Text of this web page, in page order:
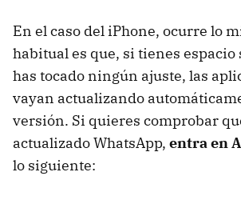
En el caso del iPhone, ocurre lo
habitual es que, si tienes
has tocado ningún ajuste, las
vayan actualizando
versión. Si quieres comprobar
actualizado WhatsApp, entra en
lo siguiente: